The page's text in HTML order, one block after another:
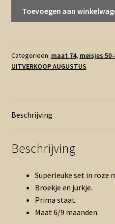
roze
blauw
Toevoegen aan
Categorieën: maat 74, meisjes 50-
UITVERKOOP AUGUSTUS
Beschrijving
Beschrijving
Superleuke set in roze
Broekje en jurkje.
Prima staat.
Maat 6/9 maanden.